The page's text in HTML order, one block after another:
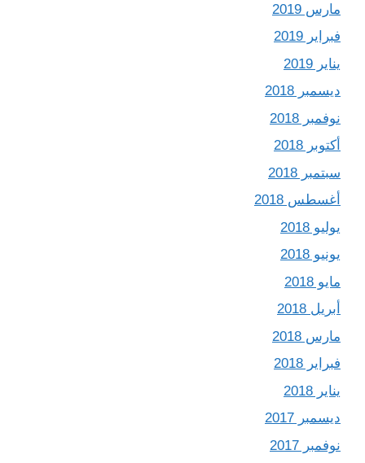
مارس 2019
فبراير 2019
يناير 2019
ديسمبر 2018
نوفمبر 2018
أكتوبر 2018
سبتمبر 2018
أغسطس 2018
يوليو 2018
يونيو 2018
مايو 2018
أبريل 2018
مارس 2018
فبراير 2018
يناير 2018
ديسمبر 2017
نوفمبر 2017